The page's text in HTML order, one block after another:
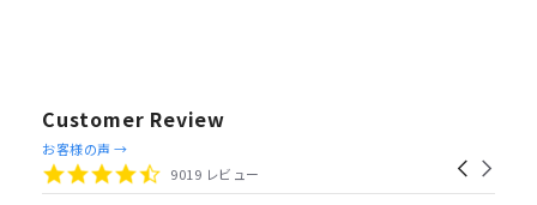
Customer Review
Reviews
carousel
Carousel
4.4
star
9019 レビュー
お客様の声 →